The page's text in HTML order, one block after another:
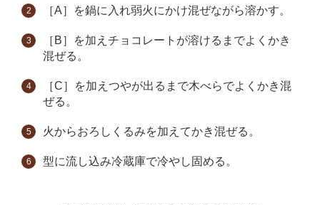
［A］を鍋に入れ弱火にかけ混ぜながら溶かす。
［B］を加えチョコレートが溶けるまでよくかき
混ぜる。
［C］を加えつやが出るまで木べらでよくかき混
ぜる。
火からおろしくるみを加えてかき混ぜる。
型に流し込み冷蔵庫で冷やし固める。